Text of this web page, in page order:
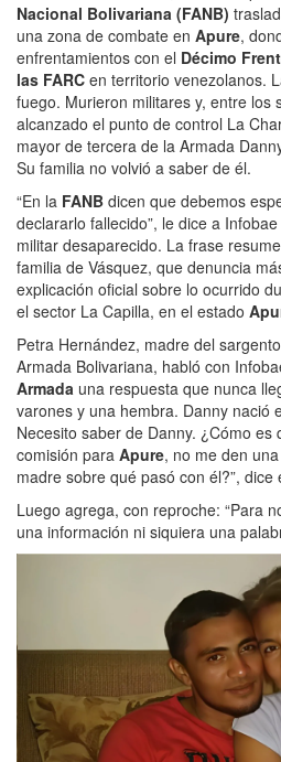
Nacional Bolivariana (FANB)
una zona de combate en Apure,
enfrentamientos con el Décimo
las FARC en territorio venezolanos.
fuego. Murieron militares y, entre los
alcanzado el punto de control La
mayor de tercera de la Armada
Su familia no volvió a saber de él.
“En la FANB dicen que debemos
declararlo fallecido”, le dice a
militar desaparecido. La frase
familia de Vásquez, que denuncia
explicación oficial sobre lo ocurrido
el sector La Capilla, en el estado
Petra Hernández, madre del
Armada Bolivariana, habló con
Armada una respuesta que nunca
varones y una hembra. Danny nació
Necesito saber de Danny. ¿Cómo es
comisión para Apure, no me den
madre sobre qué pasó con él?”, dice
Luego agrega, con reproche: “Para
una información ni siquiera una